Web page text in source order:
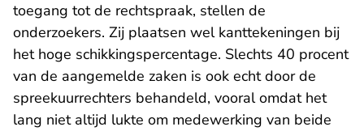
toegang tot de rechtspraak, stellen de
onderzoekers. Zij plaatsen wel kanttekeningen bij
het hoge schikkingspercentage. Slechts 40 procent
van de aangemelde zaken is ook echt door de
spreekuurrechters behandeld, vooral omdat het
lang niet altijd lukte om medewerking van beide